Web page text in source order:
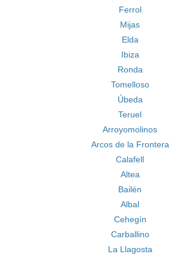
Ferrol
Mijas
Elda
Ibiza
Ronda
Tomelloso
Úbeda
Teruel
Arroyomolinos
Arcos de la Frontera
Calafell
Altea
Bailén
Albal
Cehegín
Carballino
La Llagosta